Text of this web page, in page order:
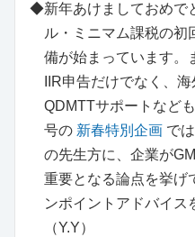
◆新年あけましておめで
ル・ミニマム課税の初
備が始まっています。
IIR申告だけでなく、
QDMTTサポートなど
号の 新春特別企画 で
の先生方に、企業が
重要となる論点を挙げ
ンポイントアドバイス
（Y.Y）